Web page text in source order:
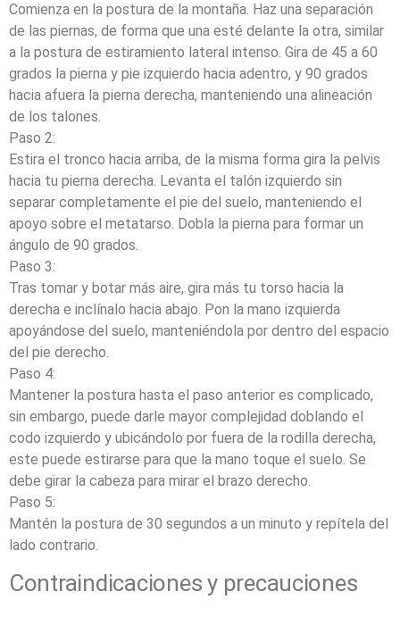
Comienza en la postura de la montaña. Haz una separación
de las piernas, de forma que una esté delante la otra, similar
a la postura de estiramiento lateral intenso. Gira de 45 a 60
grados la pierna y pie izquierdo hacia adentro, y 90 grados
hacia afuera la pierna derecha, manteniendo una alineación
de los talones.
Paso 2:
Estira el tronco hacia arriba, de la misma forma gira la pelvis
hacia tu pierna derecha. Levanta el talón izquierdo sin
separar completamente el pie del suelo, manteniendo el
apoyo sobre el metatarso. Dobla la pierna para formar un
ángulo de 90 grados.
Paso 3:
Tras tomar y botar más aire, gira más tu torso hacia la
derecha e inclínalo hacia abajo. Pon la mano izquierda
apoyándose del suelo, manteniéndola por dentro del espacio
del pie derecho.
Paso 4:
Mantener la postura hasta el paso anterior es complicado,
sin embargo, puede darle mayor complejidad doblando el
codo izquierdo y ubicándolo por fuera de la rodilla derecha,
este puede estirarse para que la mano toque el suelo. Se
debe girar la cabeza para mirar el brazo derecho.
Paso 5:
Mantén la postura de 30 segundos a un minuto y repítela del
lado contrario.
Contraindicaciones y precauciones